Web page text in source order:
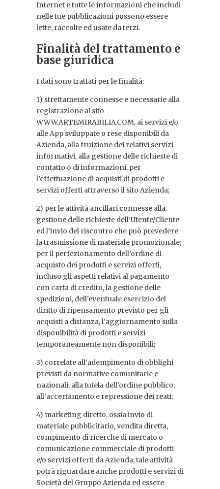
Internet e tutte le informazioni che includi
nelle tue pubblicazioni possono essere
lette, raccolte ed usate da terzi.
Finalità del trattamento e
base giuridica
I dati sono trattati per le finalità:
1) strettamente connesse e necessarie alla
registrazione al sito
WWW.ARTEMIRABILIA.COM, ai servizi e/o
alle App sviluppate o rese disponibili da
Azienda, alla fruizione dei relativi servizi
informativi, alla gestione delle richieste di
contatto o di informazioni, per
l’effettuazione di acquisti di prodotti e
servizi offerti attraverso il sito Azienda;
2) per le attività ancillari connesse alla
gestione delle richieste dell’Utente/Cliente
ed l’invio del riscontro che può prevedere
la trasmissione di materiale promozionale;
per il perfezionamento dell’ordine di
acquisto dei prodotti e servizi offerti,
incluso gli aspetti relativi al pagamento
con carta di credito, la gestione delle
spedizioni, dell’eventuale esercizio del
diritto di ripensamento previsto per gli
acquisti a distanza, l’aggiornamento sulla
disponibilità di prodotti e servizi
temporaneamente non disponibili;
3) correlate all’adempimento di obblighi
previsti da normative comunitarie e
nazionali, alla tutela dell’ordine pubblico,
all’accertamento e repressione dei reati;
4) marketing diretto, ossia invio di
materiale pubblicitario, vendita diretta,
compimento di ricerche di mercato o
comunicazione commerciale di prodotti
e/o servizi offerti da Azienda; tale attività
potrà riguardare anche prodotti e servizi di
Società del Gruppo Azienda ed essere